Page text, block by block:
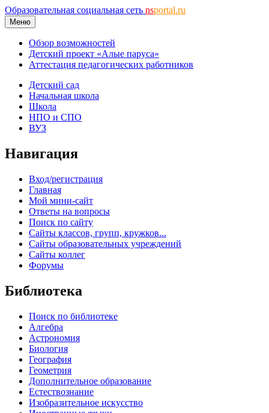
Образовательная социальная сеть nsportal.ru
Меню
Обзор возможностей
Детский проект «Алые паруса»
Аттестация педагогических работников
Детский сад
Начальная школа
Школа
НПО и СПО
ВУЗ
Навигация
Вход/регистрация
Главная
Мой мини-сайт
Ответы на вопросы
Поиск по сайту
Сайты классов, групп, кружков...
Сайты образовательных учреждений
Сайты коллег
Форумы
Библиотека
Поиск по библиотеке
Алгебра
Астрономия
Биология
География
Геометрия
Дополнительное образование
Естествознание
Изобразительное искусство